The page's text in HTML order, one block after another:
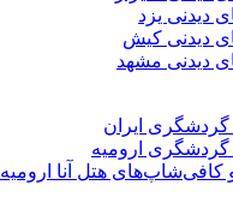
دیدنی یزد
دیدنی کیش
دیدنی مشهد
گردشگری ایران
گردشگری ارومیه
کافی‌شاپ‌های هتل آنا ارومیه